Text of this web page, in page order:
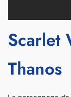
Scarlet
Thanos